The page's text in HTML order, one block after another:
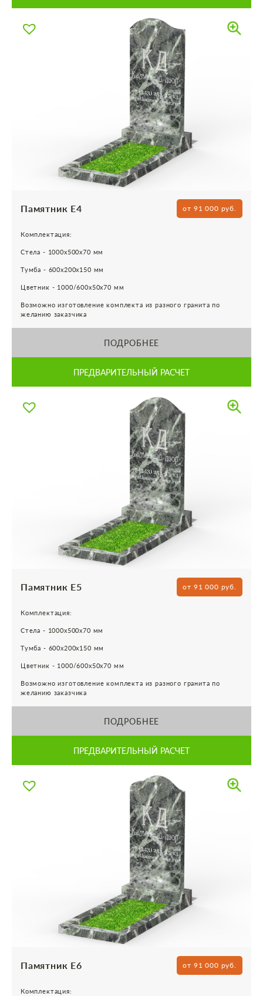
Памятник Е4 от 91 000 руб.
Комплектация:
Стела - 1000х500х70 мм
Тумба - 600х200х150 мм
Цветник - 1000/600х50х70 мм
Возможно изготовление комплекта из разного гранита по
желанию заказчика
ПОДРОБНЕЕ
ПРЕДВАРИТЕЛЬНЫЙ РАСЧЕТ
Памятник Е5 от 91 000 руб.
Комплектация:
Стела - 1000х500х70 мм
Тумба - 600х200х150 мм
Цветник - 1000/600х50х70 мм
Возможно изготовление комплекта из разного гранита по
желанию заказчика
ПОДРОБНЕЕ
ПРЕДВАРИТЕЛЬНЫЙ РАСЧЕТ
Памятник Е6 от 91 000 руб.
Комплектация: